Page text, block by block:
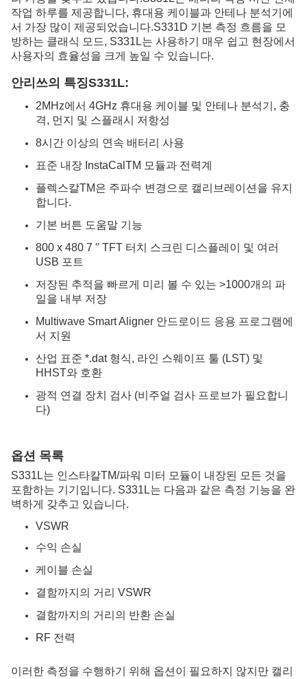
작업 하루를 제공합니다, 휴대용 케이블과 안테나 분석기에
서 가장 많이 제공되었습니다.S331D 기본 측정 흐름을 모
방하는 클래식 모드, S331L는 사용하기 매우 쉽고 현장에서
사용자의 효율성을 크게 높일 수 있습니다.
안리쓰의 특징S331L:
2MHz에서 4GHz 휴대용 케이블 및 안테나 분석기, 충
격, 먼지 및 스플래시 저항성
8시간 이상의 연속 배터리 사용
표준 내장 InstaCalTM 모듈과 전력계
플렉스칼TM은 주파수 변경으로 캘리브레이션을 유지
합니다.
기본 버튼 도움말 기능
800 x 480 7 ′′ TFT 터치 스크린 디스플레이 및 여러
USB 포트
저장된 추적을 빠르게 미리 볼 수 있는 >1000개의 파
일을 내부 저장
Multiwave Smart Aligner 안드로이드 응용 프로그램에
서 지원
산업 표준 *.dat 형식, 라인 스웨이프 툴 (LST) 및
HHST와 호환
광적 연결 장치 검사 (비주얼 검사 프로브가 필요합니
다)
옵션 목록
S331L는 인스타칼TM/파워 미터 모듈이 내장된 모든 것을
포함하는 기기입니다. S331L는 다음과 같은 측정 기능을 완
벽하게 갖추고 있습니다.
VSWR
수익 손실
케이블 손실
결함까지의 거리 VSWR
결함까지의 거리의 반환 손실
RF 전력
이러한 측정을 수행하기 위해 옵션이 필요하지 않지만 캘리